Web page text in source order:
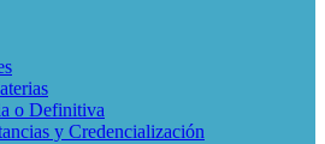
o Definitiva
y Credencialización